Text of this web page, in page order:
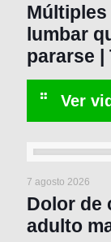
lumbar
pararse |
7 agosto 2026
Dolor de
adulto